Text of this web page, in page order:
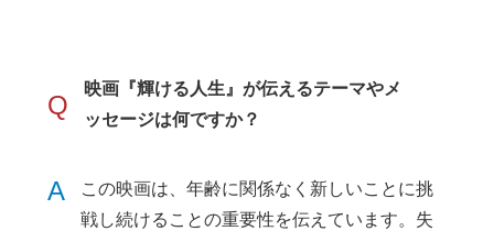
Q
映画『輝ける人生』が伝えるテーマやメ
ッセージは何ですか？
A
この映画は、年齢に関係なく新しいことに挑
戦し続けることの重要性を伝えています。失